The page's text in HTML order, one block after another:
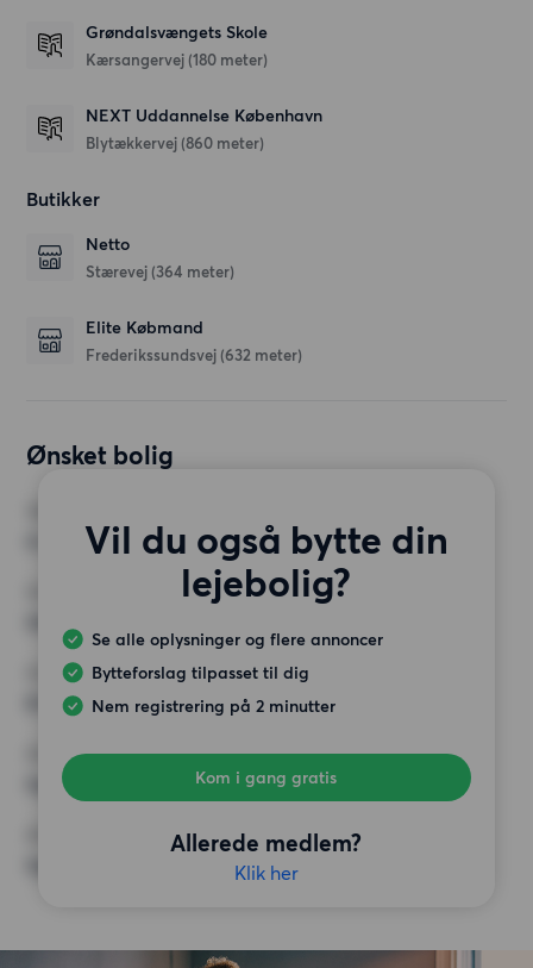
Grøndalsvængets Skole
Kærsangervej (180 meter)
NEXT Uddannelse København
Blytækkervej (860 meter)
Butikker
Netto
Stærevej (364 meter)
Elite Købmand
Frederikssundsvej (632 meter)
Ønsket bolig
Vil du også bytte din
lejebolig?
Se alle oplysninger og flere annoncer
Bytteforslag tilpasset til dig
Nem registrering på 2 minutter
Kom i gang gratis
Allerede medlem?
Klik her
4 værelser
MIN. ANTAL KVADRATMETER
MAX HUSLEJE
8 000 kr.
Ingen særlige krav
ØVRIGE PRÆFERENCER
Ingen særlige præferencer